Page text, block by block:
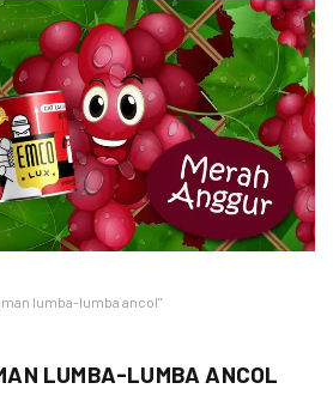
lumba-lumba ancol"
LUMBA-LUMBA ANCOL